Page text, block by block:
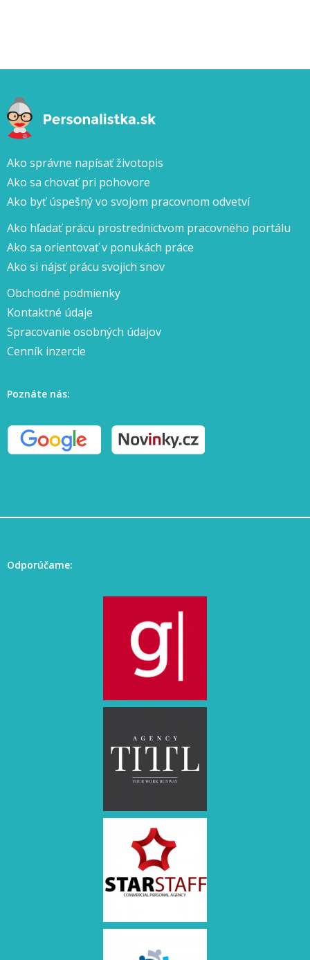
Ako správne napísať životopis
Ako sa chovať pri pohovore
Ako byť úspešný vo svojom pracovnom odvetví
Ako hľadať prácu prostredníctvom pracovného portálu
Ako sa orientovať v ponukách práce
Ako si nájsť prácu svojich snov
Obchodné podmienky
Kontaktné údaje
Spracovanie osobných údajov
Cenník inzercie
Poznáte nás:
Odporúčame: